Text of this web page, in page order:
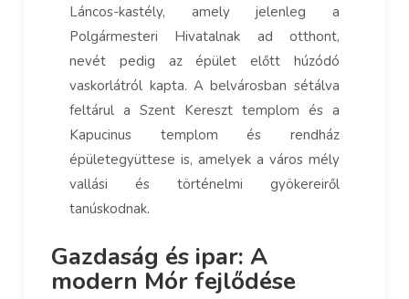
Láncos-kastély, amely jelenleg a
Polgármesteri Hivatalnak ad otthont,
nevét pedig az épület előtt húzódó
vaskorlátról kapta. A belvárosban sétálva
feltárul a Szent Kereszt templom és a
Kapucinus templom és rendház
épületegyüttese is, amelyek a város mély
vallási és történelmi gyökereiről
tanúskodnak.
Gazdaság és ipar: A
modern Mór fejlődése